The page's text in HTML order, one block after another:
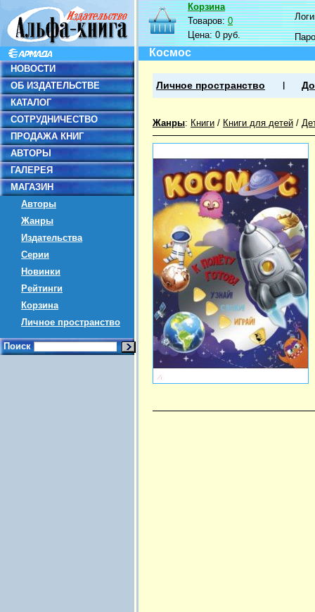
НОВОСТИ
ОБ ИЗДАТЕЛЬСТВЕ
КАТАЛОГ
СОТРУДНИЧЕСТВО
ПРОДАЖА КНИГ
АВТОРЫ
ГАЛЕРЕЯ
МАГАЗИН
Авторы
Жанры
Издательства
Серии
Новинки
Рейтинги
Корзина
Личное пространство
Поиск
Корзина
Товаров:0
Цена:0 руб.
Космос
Личное пространство
Жанры: Книги / Книги для детей /